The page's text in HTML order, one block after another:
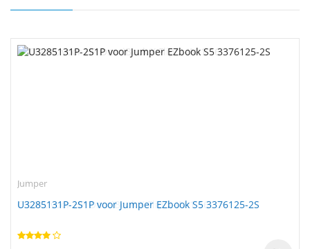
Jumper
U3285131P-2S1P voor Jumper EZbook S5 3376125-2S